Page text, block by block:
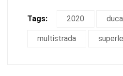
Tags: 2020
multistrada